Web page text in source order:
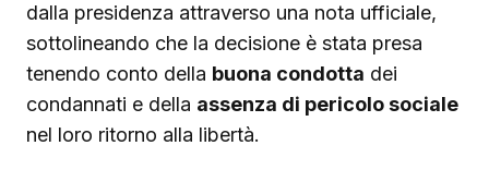
dalla presidenza attraverso una nota ufficiale,
sottolineando che la decisione è stata presa
tenendo conto della buona condotta dei
condannati e della assenza di pericolo sociale
nel loro ritorno alla libertà.